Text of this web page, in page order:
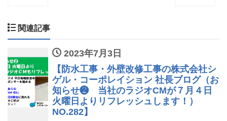
関連記事
2023年7月3日
【防水工事・外壁改修工事の株式会社シ
ゲル・コーポレイション 社長ブログ（お
知らせ❷ 当社のラジオCMが７月４日
火曜日よりリフレッシュします！）
NO.282】